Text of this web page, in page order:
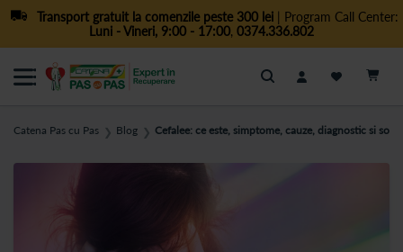
Transport gratuit la comenzile peste 300 lei| Program Call Center:
Luni - Vineri, 9:00 - 17:00, 0374.336.802
Cautare
Catena Pas cu Pas ❯ Blog ❯ Cefalee: ce este, simptome, cauze, diagnostic si